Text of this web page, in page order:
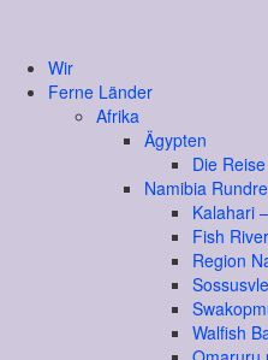
Wir
Ferne Länder
Afrika
Ägypten
Die Reise
Namibia
Kalahari
Fish
Region
Walfish